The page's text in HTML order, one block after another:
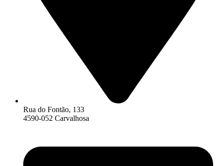
Rua do Fontão, 133
4590-052 Carvalhosa